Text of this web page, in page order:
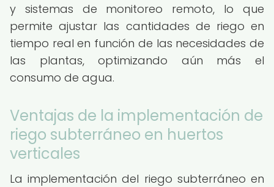
y sistemas de monitoreo remoto, lo que
permite ajustar las cantidades de riego en
tiempo real en función de las necesidades de
las plantas, optimizando aún más el
consumo de agua.
Ventajas de la implementación de
riego subterráneo en huertos
verticales
La implementación del riego subterráneo en